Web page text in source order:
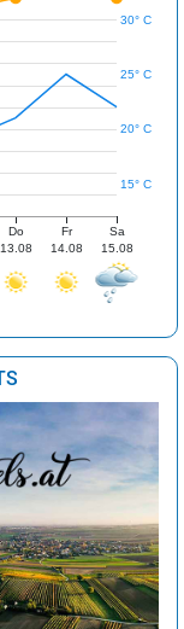
Do
13.08
Fr
14.08
Sa
15.08
15° C
20° C
25° C
30° C